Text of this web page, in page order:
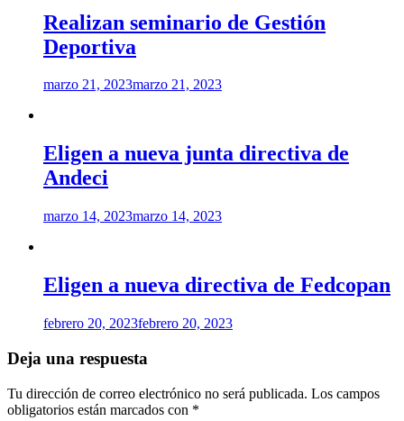
Realizan seminario de Gestión
Deportiva
marzo 21, 2023marzo 21, 2023
Eligen a nueva junta directiva de
Andeci
marzo 14, 2023marzo 14, 2023
Eligen a nueva directiva de Fedcopan
febrero 20, 2023febrero 20, 2023
Deja una respuesta
Tu dirección de correo electrónico no será publicada. Los campos
obligatorios están marcados con *